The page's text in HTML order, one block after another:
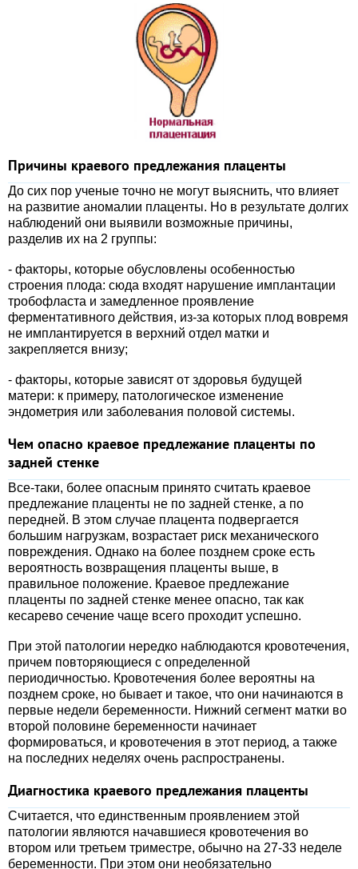
Причины краевого предлежания плаценты
До сих пор ученые точно не могут выяснить, что влияет
на развитие аномалии плаценты. Но в результате долгих
наблюдений они выявили возможные причины,
разделив их на 2 группы:
- факторы, которые обусловлены особенностью
строения плода: сюда входят нарушение имплантации
тробофласта и замедленное проявление
ферментативного действия, из-за которых плод вовремя
не имплантируется в верхний отдел матки и
закрепляется внизу;
- факторы, которые зависят от здоровья будущей
матери: к примеру, патологическое изменение
эндометрия или заболевания половой системы.
Чем опасно краевое предлежание плаценты по
задней стенке
Все-таки, более опасным принято считать краевое
предлежание плаценты не по задней стенке, а по
передней. В этом случае плацента подвергается
большим нагрузкам, возрастает риск механического
повреждения. Однако на более позднем сроке есть
вероятность возвращения плаценты выше, в
правильное положение. Краевое предлежание
плаценты по задней стенке менее опасно, так как
кесарево сечение чаще всего проходит успешно.
При этой патологии нередко наблюдаются кровотечения,
причем повторяющиеся с определенной
периодичностью. Кровотечения более вероятны на
позднем сроке, но бывает и такое, что они начинаются в
первые недели беременности. Нижний сегмент матки во
второй половине беременности начинает
формироваться, и кровотечения в этот период, а также
на последних неделях очень распространены.
Диагностика краевого предлежания плаценты
Считается, что единственным проявлением этой
патологии являются начавшиеся кровотечения во
втором или третьем триместре, обычно на 27-33 неделе
беременности. При этом они необязательно